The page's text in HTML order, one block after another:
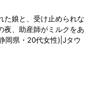
た娘と、受け止められな
夜、助産師がミルクをあ
岡県・20代女性)|Jタウ